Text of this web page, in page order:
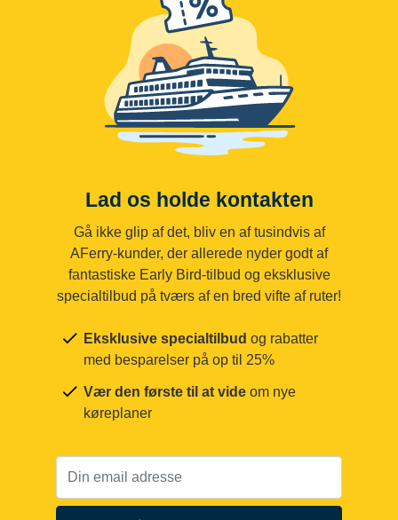
Lad os holde kontakten
Gå ikke glip af det, bliv en af tusindvis af
AFerry-kunder, der allerede nyder godt af
fantastiske Early Bird-tilbud og eksklusive
specialtilbud på tværs af en bred vifte af ruter!
Eksklusive specialtilbud og rabatter
med besparelser på op til 25%
Vær den første til at vide om nye
køreplaner